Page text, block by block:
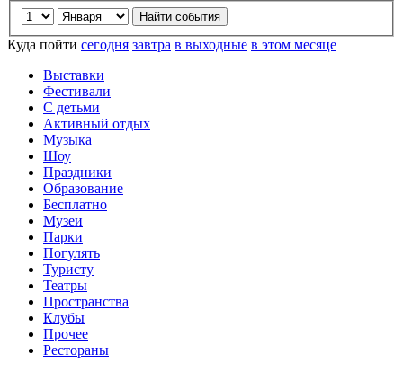
Куда пойти сегодня завтра в выходные в этом месяце
Выставки
Фестивали
С детьми
Активный отдых
Музыка
Шоу
Праздники
Образование
Бесплатно
Музеи
Парки
Погулять
Туристу
Театры
Пространства
Клубы
Прочее
Рестораны